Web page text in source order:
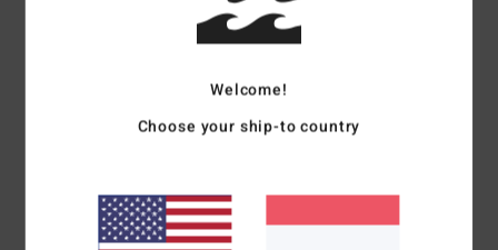
Baumwoll-Jersey [160 G/M2]
Siebdrucke vorne und hinten
Zusammensetzung[Hauptstoff] 70 % Baumwolle, 30 %
recycelte Baumwolle
Welcome!
Choose your ship-to country